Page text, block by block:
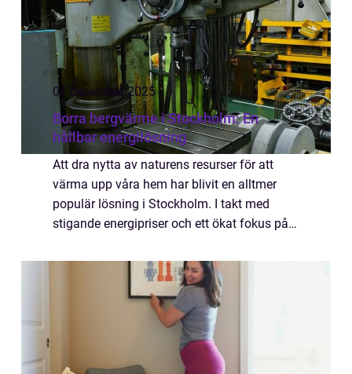
01 december 2025
Borra bergvärme i Stockholm: En
hållbar energilösning
Att dra nytta av naturens resurser för att
värma upp våra hem har blivit en alltmer
populär lösning i Stockholm. I takt med
stigande energipriser och ett ökat fokus på